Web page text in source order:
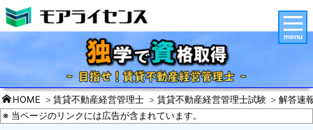
HOME 賃貸不動産経営管理士 賃貸不動産経営管理士試験
解答速
※ 当ページのリンクには広告が含まれています。
menu